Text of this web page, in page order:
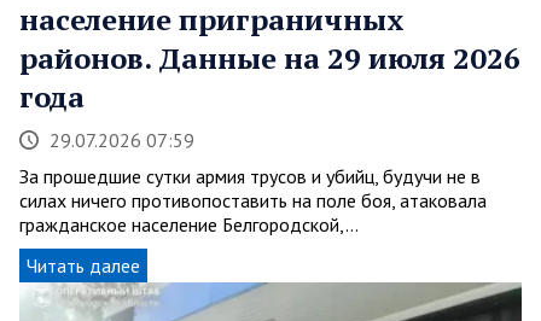
население приграничных
районов. Данные на 29 июля 2026
года
29.07.2026 07:59
За прошедшие сутки армия трусов и убийц, будучи не в
силах ничего противопоставить на поле боя, атаковала
гражданское население Белгородской,…
Читать далее